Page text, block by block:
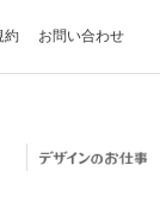
約 お問い合わせ